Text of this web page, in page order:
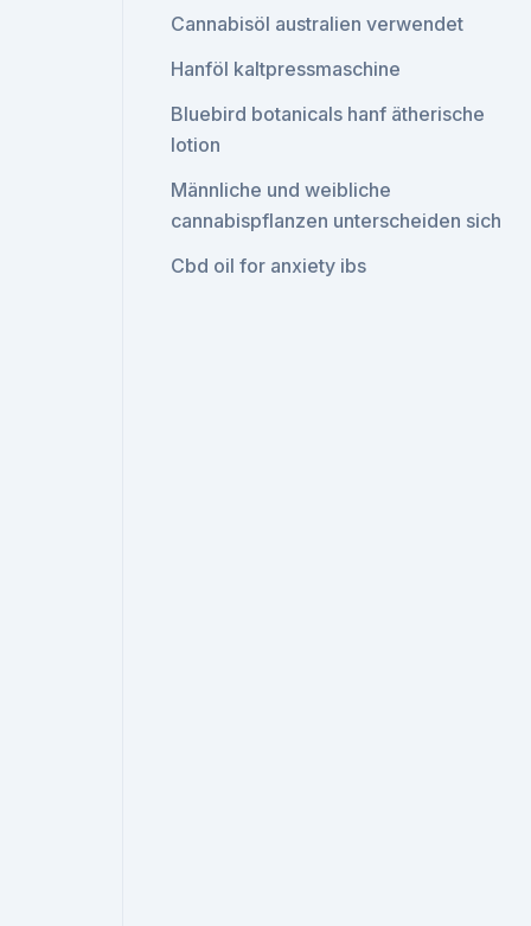
Cannabisöl australien verwendet
Hanföl kaltpressmaschine
Bluebird botanicals hanf ätherische
lotion
Männliche und weibliche
cannabispflanzen unterscheiden sich
Cbd oil for anxiety ibs